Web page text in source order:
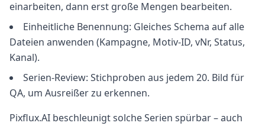
einarbeiten, dann erst große Mengen bearbeiten.
Einheitliche Benennung: Gleiches Schema auf alle
Dateien anwenden (Kampagne, Motiv-ID, vNr, Status,
Kanal).
Serien-Review: Stichproben aus jedem 20. Bild für
QA, um Ausreißer zu erkennen.
Pixflux.AI beschleunigt solche Serien spürbar – auch